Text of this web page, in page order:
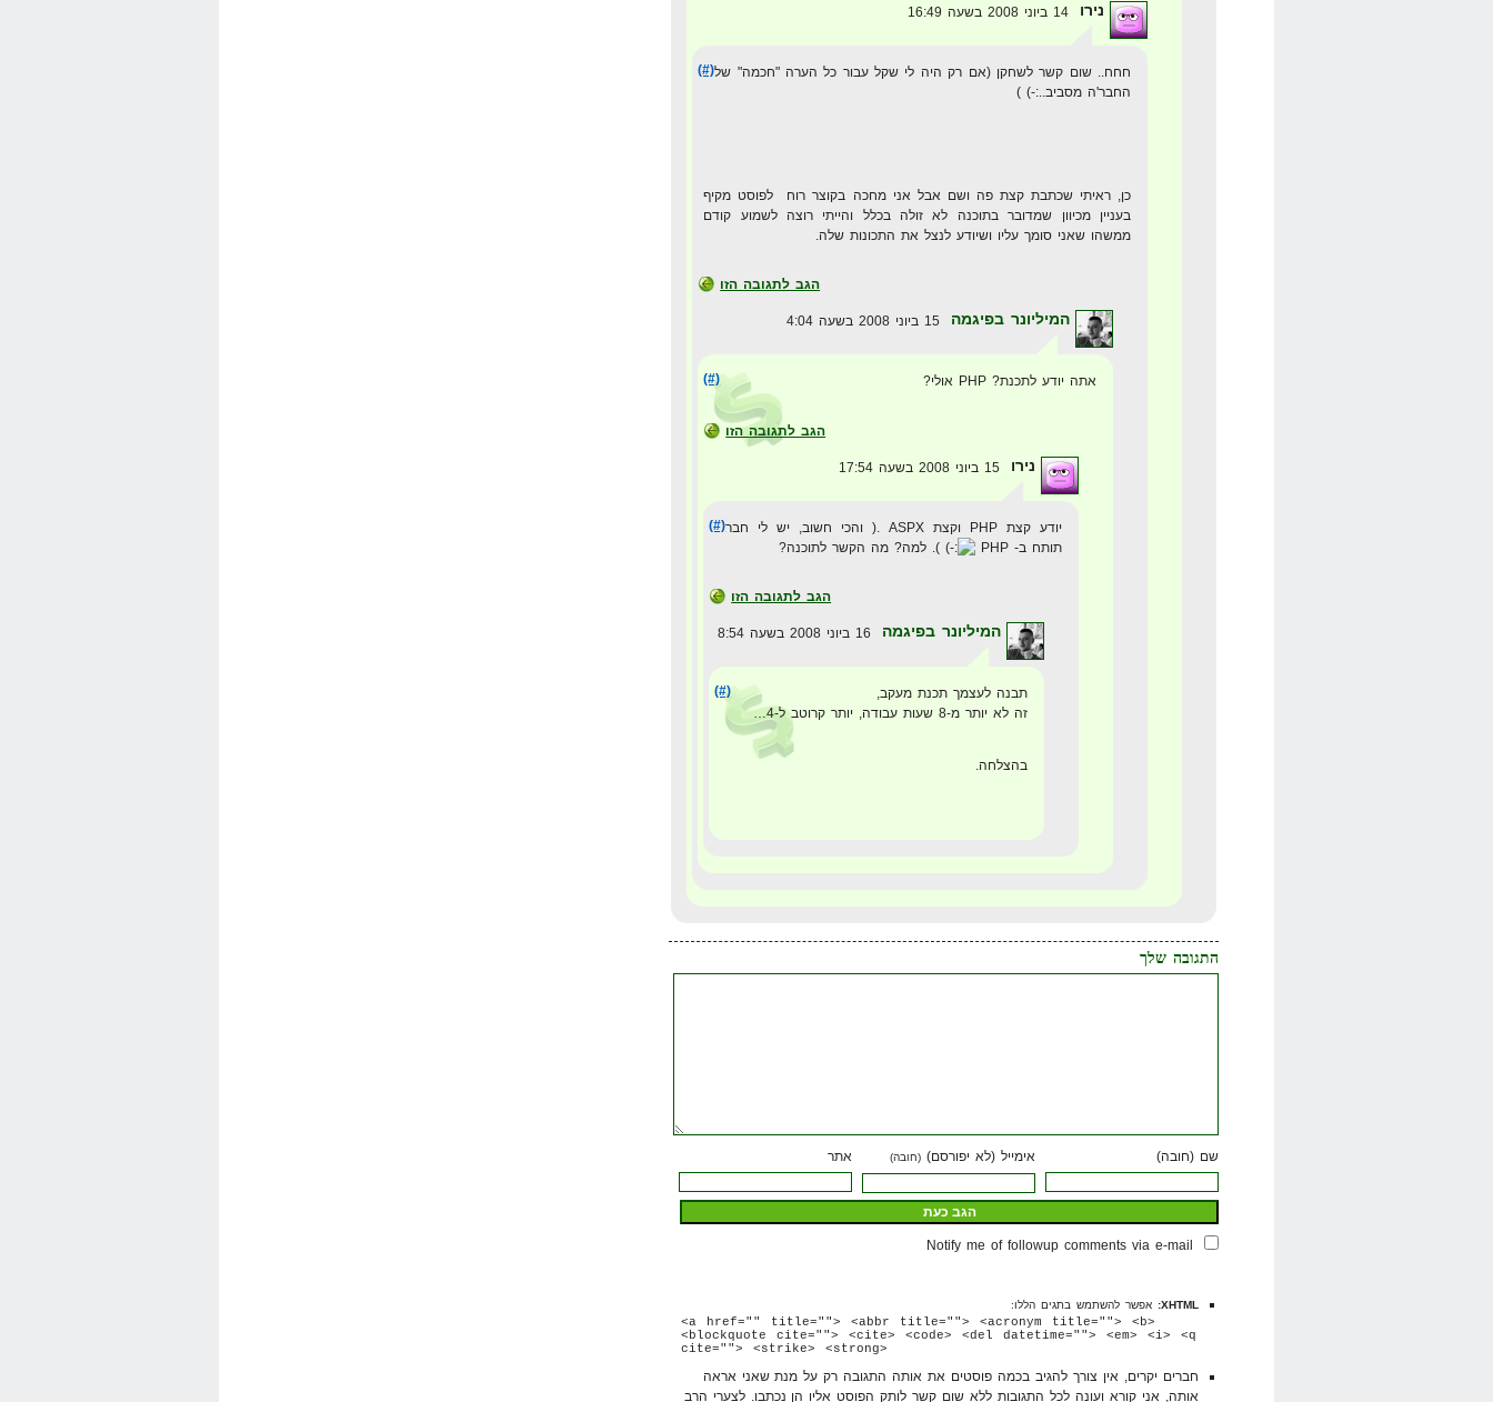
נירו
(#)חחח.. שום קשר לשחקן (אם רק היה לי שקל עבור כל הערה "חכמה" של
החבר'ה מסביב..:-) )
כן, ראיתי שכתבת קצת פה ושם אבל אני מחכה בקוצר רוח לפוסט מקיף
בעניין מכיוון שמדובר בתוכנה לא זולה בכלל והייתי רוצה לשמוע קודם
ממשהו שאני סומך עליו ושיודע לנצל את התכונות שלה.
הגב לתגובה הזו
המיליונר בפיגמה
(#) אתה יודע לתכנת? PHP אולי?
הגב לתגובה הזו
נירו
(#)יודע קצת PHP וקצת ASPX .( והכי חשוב, יש לי חבר
תותח ב- PHP
). למה? מה הקשר לתוכנה?
הגב לתגובה הזו
המיליונר בפיגמה
(#)
תבנה לעצמך תכנת מעקב,
זה לא יותר מ-8 שעות עבודה, יותר קרוטב ל-4…
בהצלחה.
התגובה שלך
שם (חובה) אימייל (לא יפורסם) (חובה) אתר
Notify me of followup comments via e-mail
XHTML: אפשר להשתמש בתגים הללו:
<a href="" title=""> <abbr title=""> <acronym title=""> <b>
<blockquote cite=""> <cite> <code> <del datetime=""> <em> <i> <q
cite=""> <strike> <strong>
חברים יקרים, אין צורך להגיב בכמה פוסטים את אותה התגובה רק על מנת שאני אראה
אותה, אני קורא ועונה לכל התגובות ללא שום קשר לותק הפוסט אליו הן נכתבו. לצערי הרב